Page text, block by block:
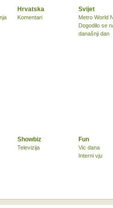
Hrvatska
Komentari
Svijet
Metro World
Dogodilo se
današnji dan
Showbiz
Televizija
Fun
Vic dana
Interni vju